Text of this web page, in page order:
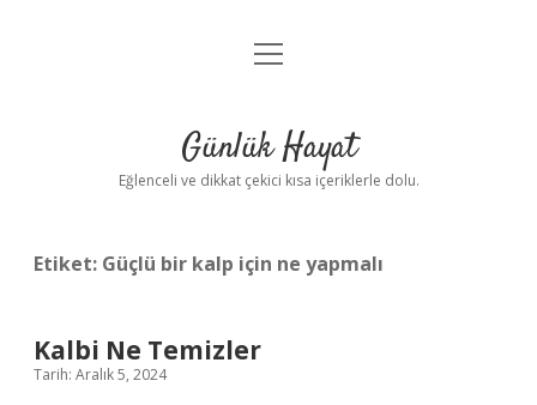
Anasayfa
Yasal Uyarı
menüyü
Günlük Hayat
Eğlenceli ve dikkat çekici kısa içeriklerle dolu.
Etiket: Güçlü bir kalp için ne yapmalı
Kalbi Ne Temizler
Tarih: Aralık 5, 2024